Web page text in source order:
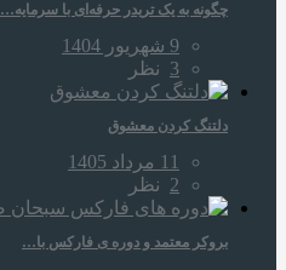
چگونه به یک تریدر حرفه‌ای با سرمایه…
9 شهریور 1404
3 نظر
دلتنگ کردن معشوق
11 مرداد 1405
2 نظر
بروکر معتمد و دوره‌ ی فارکس با…